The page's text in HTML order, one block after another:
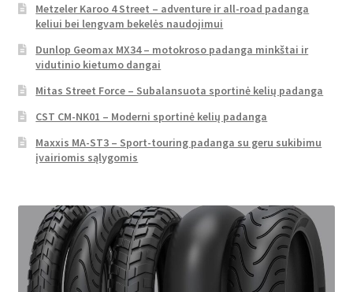
Metzeler Karoo 4 Street – adventure ir all-road padanga
keliui bei lengvam bekelės naudojimui
Dunlop Geomax MX34 – motokroso padanga minkštai ir
vidutinio kietumo dangai
Mitas Street Force – Subalansuota sportinė kelių padanga
CST CM-NK01 – Moderni sportinė kelių padanga
Maxxis MA-ST3 – Sport-touring padanga su geru sukibimu
įvairiomis sąlygomis